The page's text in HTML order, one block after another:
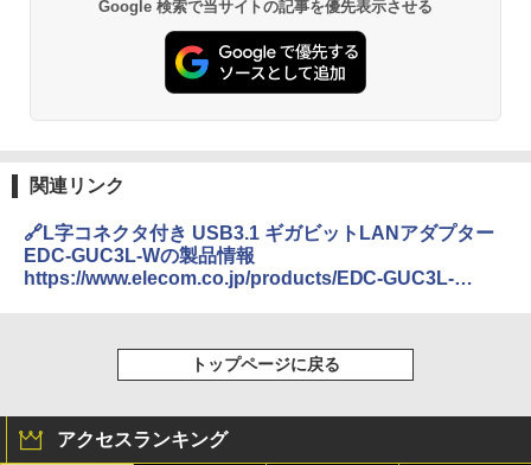
Google 検索で当サイトの記事を優先表示させる
関連リンク
🔗L字コネクタ付き USB3.1 ギガビットLANアダプター
EDC-GUC3L-Wの製品情報
https://www.elecom.co.jp/products/EDC-GUC3L-
トップページに戻る
アクセスランキング